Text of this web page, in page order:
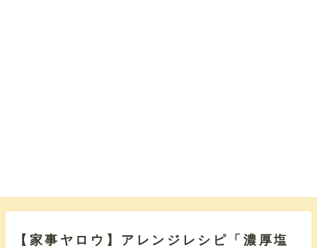
【家事ヤロウ】アレンジレシピ「濃厚塩